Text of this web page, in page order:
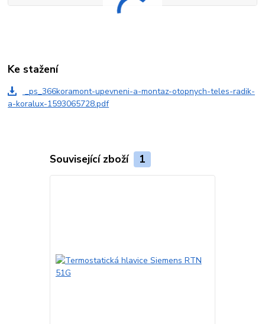
Ke stažení
_ps_366koramont-upevneni-a-montaz-otopnych-teles-radik-
a-koralux-1593065728.pdf
Související zboží 1